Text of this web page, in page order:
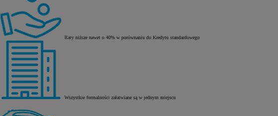
Raty niższe nawet o 40% w porównaniu do Kredytu standardowego
Wszystkie formalności załatwiane są w jednym miejscu